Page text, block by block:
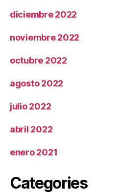
diciembre 2022
noviembre 2022
octubre 2022
agosto 2022
julio 2022
abril 2022
enero 2021
Categories